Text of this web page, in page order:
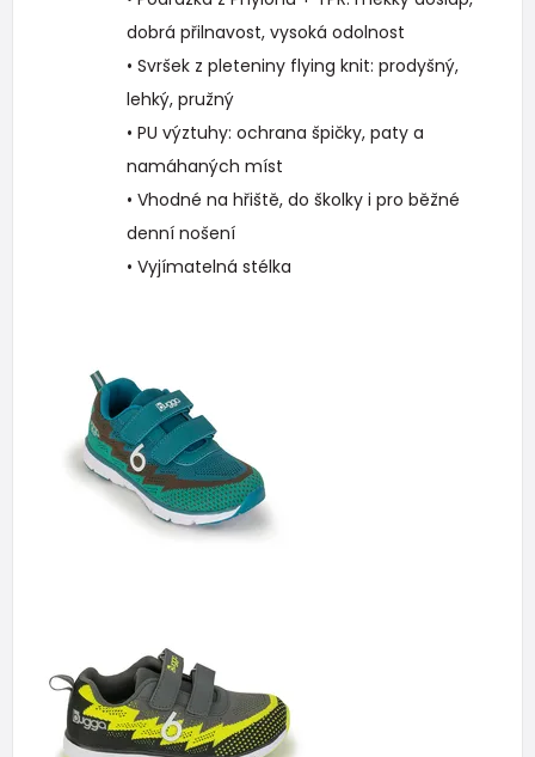
dobrá přilnavost, vysoká odolnost
• Svršek z pleteniny flying knit: prodyšný,
lehký, pružný
• PU výztuhy: ochrana špičky, paty a
namáhaných míst
• Vhodné na hřiště, do školky i pro běžné
denní nošení
• Vyjímatelná stélka